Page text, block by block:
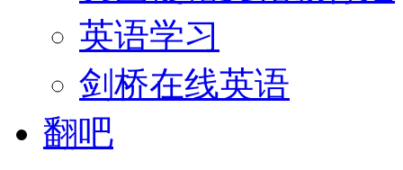
英语学习
剑桥在线英语
翻吧